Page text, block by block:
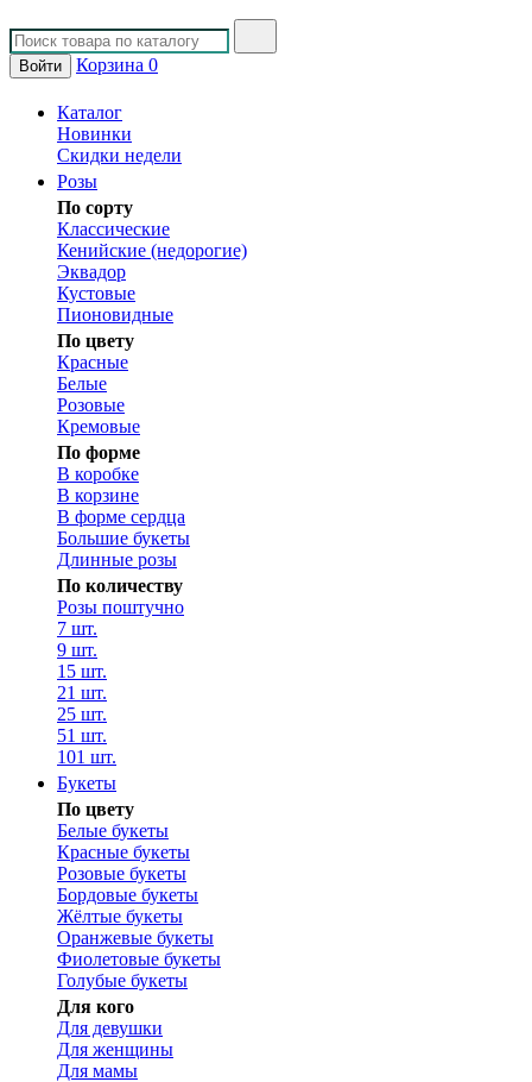
Войти Корзина 0
Каталог
Новинки
Скидки недели
Розы
По сорту
Классические
Кенийские (недорогие)
Эквадор
Кустовые
Пионовидные
По цвету
Красные
Белые
Розовые
Кремовые
По форме
В коробке
В корзине
В форме сердца
Большие букеты
Длинные розы
По количеству
Розы поштучно
7 шт.
9 шт.
15 шт.
21 шт.
25 шт.
51 шт.
101 шт.
Букеты
По цвету
Белые букеты
Красные букеты
Розовые букеты
Бордовые букеты
Жёлтые букеты
Оранжевые букеты
Фиолетовые букеты
Голубые букеты
Для кого
Для девушки
Для женщины
Для мамы